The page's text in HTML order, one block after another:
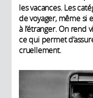
les vacances. Les
de voyager, même si
à l’étranger. On rend
ce qui permet
cruellement.